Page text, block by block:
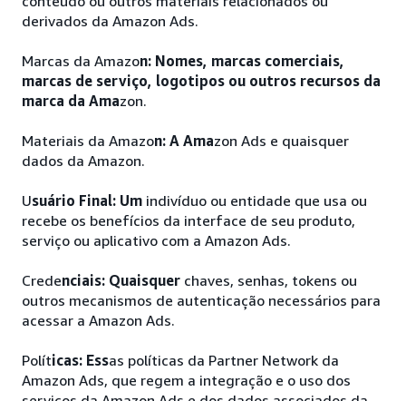
derivados da Amazon Ads.
Marcas da Amazon: Nomes, marcas comerciais,
marcas de serviço, logotipos ou outros recursos da
marca da Amazon.
Materiais da Amazon: A Amazon Ads e quaisquer
dados da Amazon.
Usuário Final: Um indivíduo ou entidade que usa ou
recebe os benefícios da interface de seu produto,
serviço ou aplicativo com a Amazon Ads.
Credenciais: Quaisquer chaves, senhas, tokens ou
outros mecanismos de autenticação necessários para
acessar a Amazon Ads.
Políticas: Essas políticas da Partner Network da
Amazon Ads, que regem a integração e o uso dos